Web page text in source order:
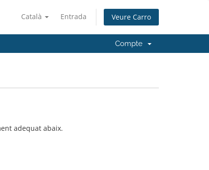
Català Entrada Veure Carro
Compte
adequat abaix.